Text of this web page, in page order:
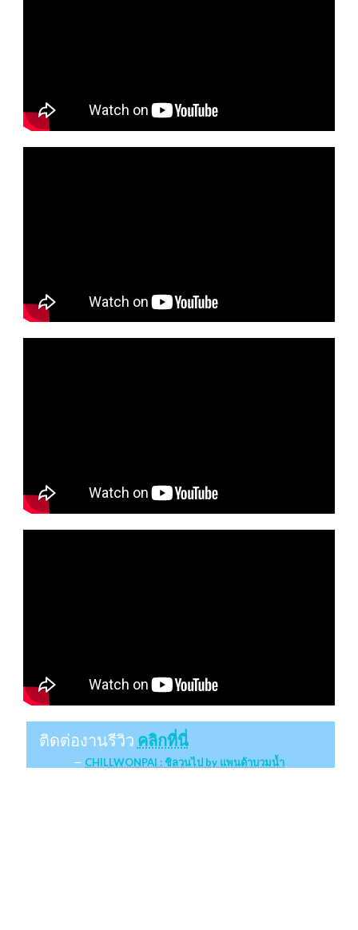
ติดต่องานรีวิว คลิกที่นี่
CHILLWONPAI : ชิลวนไป by แพนด้าบวมน้ำ